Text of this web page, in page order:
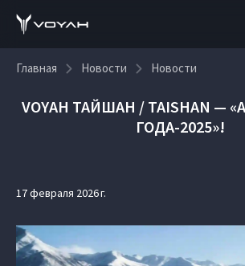
Главная Новости Новости
VOYAH ТАЙШАН / TAISHAN —
ГОДА-2025»!
17 февраля 2026 г.